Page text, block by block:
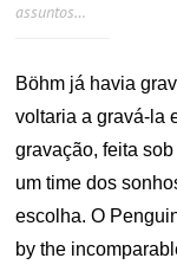
assuntos…
Böhm já havia
voltaria a gravá-la
gravação, feita
um time dos
escolha. O
by the